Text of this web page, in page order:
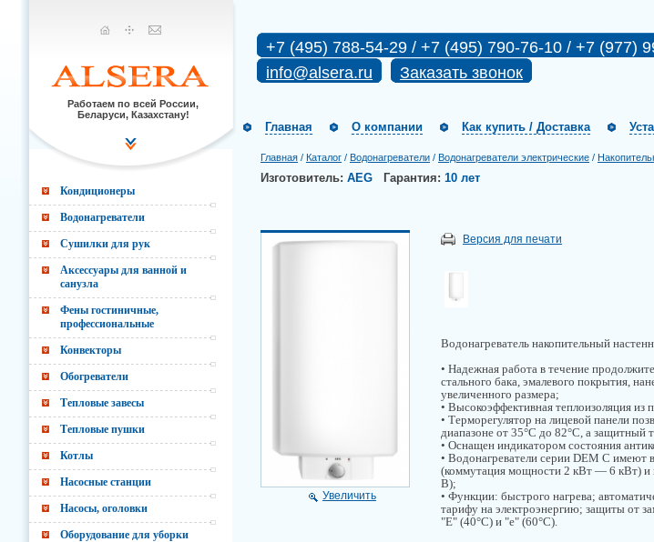
Работаем по всей России,
Беларуси, Казахстану!
+7 (495) 788-54-29 / +7 (495) 790-76-10 / +7 (977)
info@alsera.ru
Заказать звонок
Главная О компании Как купить / Доставка
Главная / Каталог / Водонагреватели / Водонагреватели электрические /
Изготовитель: AEG Гарантия: 10 лет
Увеличить
Версия для печати
Водонагреватель накопительный
• Надежная работа в течение
стального бака, эмалевого покрытия,
увеличенного размера;
• Высокоэффективная теплоизоляция из
• Терморегулятор на лицевой панели
диапазоне от 35°С до 82°С, а защитный
• Оснащен индикатором состояния
• Водонагреватели серии DEM C имеют
(коммутация мощности 2 кВт — 6 кВт) и
В);
• Функции: быстрого нагрева;
тарифу на электроэнергию; защиты от
"Е" (40°С) и "е" (60°С).
Кондиционеры
Водонагреватели
Сушилки для рук
Аксессуары для ванной и
санузла
Фены гостиничные,
профессиональные
Конвекторы
Обогреватели
Тепловые завесы
Тепловые пушки
Котлы
Насосные станции
Насосы, оголовки
Оборудование для уборки